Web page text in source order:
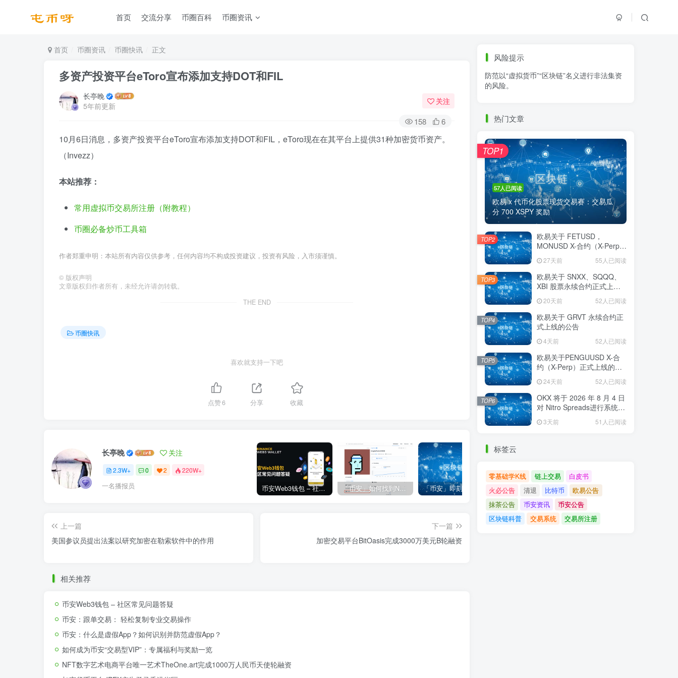
首页 交流分享 币圈百科 币圈资讯
首页 币圈资讯 币圈快讯 正文
多资产投资平台eToro宣布添加支持DOT和FIL
长亭晚
5年前更新
关注
158 6
10月6日消息，多资产投资平台eToro宣布添加支持DOT和FIL，eToro现在在其平台上提供31种加密货币资产。
（Invezz）
本站推荐：
常用虚拟币交易所注册（附教程）
币圈必备炒币工具箱
作者郑重申明：本站所有内容仅供参考，任何内容均不构成投资建议，投资有风险，入市须谨慎。
© 版权声明
文章版权归作者所有，未经允许请勿转载。
THE END
币圈快讯
喜欢就支持一下吧
点赞6 分享 收藏
长亭晚 关注
2.3W+ 0 2 220W+
一名播报员 币安Web3钱包 – 社区常见问题答疑 「币安」如何找到NFT合约地址？ 「欧易OKX」关于支持BNB Smart Chain（BEP20）网络升级和硬分叉的公告
上一篇
美国参议员提出法案以研究加密在勒索软件中的作用
下一篇
加密交易平台BitOasis完成3000万美元B轮融资
相关推荐
币安Web3钱包 – 社区常见问题答疑
币安：跟单交易： 轻松复制专业交易操作
币安：什么是虚假App？如何识别并防范虚假App？
如何成为币安“交易型VIP”：专属福利与奖励一览
NFT数字艺术电商平台唯一艺术TheOne.art完成1000万人民币天使轮融资
零基础学K线 链上交易
白皮书
火必公告
区块链科普
风险提示
防范以“虚拟货币”“区块链”名义进行非法集资
的风险。
热门文章
57人已阅读
欧易 x 代币化股票现货交易赛：交易瓜
分 700 XSPY 奖励
TOP1
欧易关于 FETUSD，
MONUSD X-合约（X-Perp）
27天前 55人已阅读
TOP2
欧易关于 SNXX、SQQQ、
XBI 股票永续合约正式上线
20天前 52人已阅读
TOP3
欧易关于 GRVT 永续合约正
式上线的公告
4天前 52人已阅读
TOP4
欧易关于PENGUUSD X-合
约（X-Perp）正式上线的公
24天前 52人已阅读
TOP5
OKX 将于 2026 年 8 月 4 日
对 Nitro Spreads进行系统维
3天前 51人已阅读
TOP6
标签云
零基础学K线 链上交易
白皮书
火必公告
清退 比特币
欧易公告
抹茶公告
币安资讯
币安公告
区块链科普
交易系统 交易所注册